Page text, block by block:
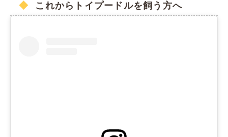
これからトイプードルを飼う方へ